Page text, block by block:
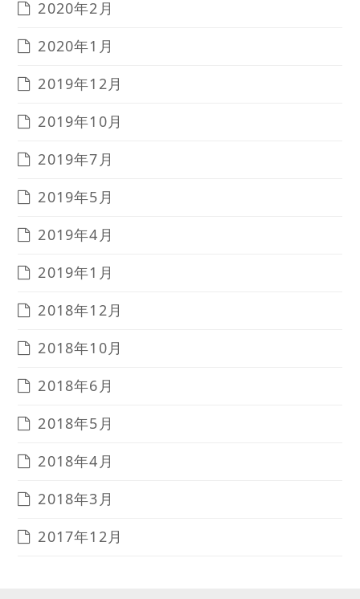
2020年2月
2020年1月
2019年12月
2019年10月
2019年7月
2019年5月
2019年4月
2019年1月
2018年12月
2018年10月
2018年6月
2018年5月
2018年4月
2018年3月
2017年12月